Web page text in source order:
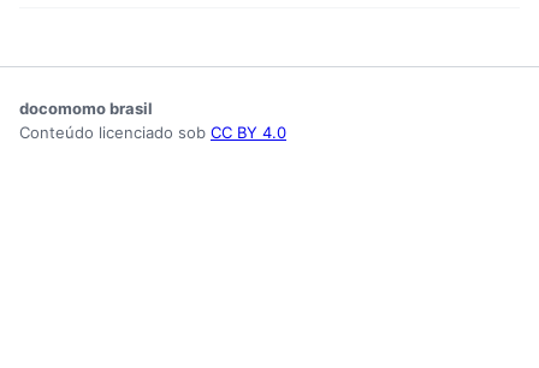
docomomo brasil
Conteúdo licenciado sob CC BY 4.0